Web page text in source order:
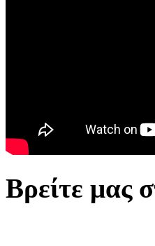
Βρείτε μας